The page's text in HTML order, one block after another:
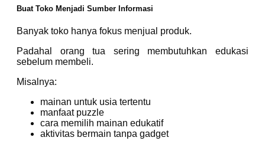
Buat Toko Menjadi Sumber Informasi
Banyak toko hanya fokus menjual produk.
Padahal orang tua sering membutuhkan edukasi
sebelum membeli.
Misalnya:
mainan untuk usia tertentu
manfaat puzzle
cara memilih mainan edukatif
aktivitas bermain tanpa gadget